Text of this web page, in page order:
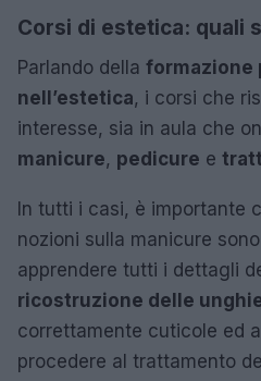
Corsi di estetica: quali
Parlando della formazione
nell’estetica, i corsi che
interesse, sia in aula che
manicure, pedicure e
In tutti i casi, è importante
nozioni sulla manicure
apprendere tutti i dettagli
ricostruzione delle
correttamente cuticole ed
procedere al trattamento